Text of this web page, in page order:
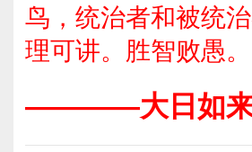
鸟，统治者和被统
理可讲。胜智败愚。
————大日如来